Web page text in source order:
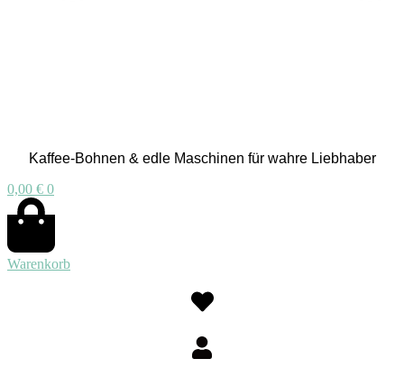
Kaffee-Bohnen & edle Maschinen für wahre Liebhaber
0,00 € 0
Warenkorb